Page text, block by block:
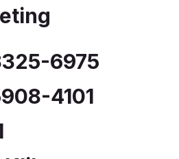
6975
4101